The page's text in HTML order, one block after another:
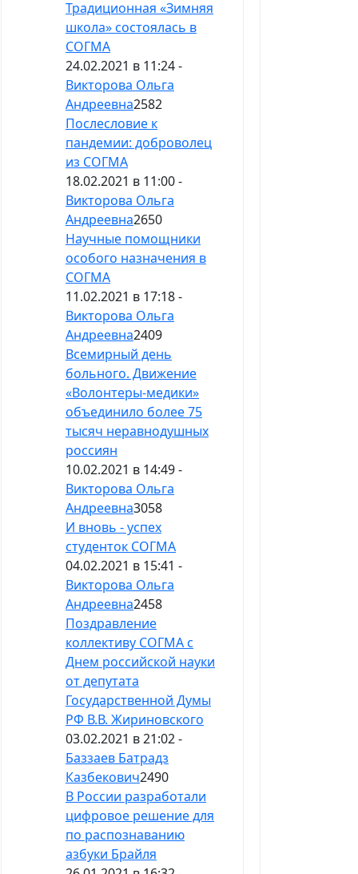
Традиционная «Зимняя
школа» состоялась в
СОГМА
24.02.2021 в 11:24 -
Викторова Ольга
Андреевна2582
Послесловие к
пандемии: доброволец
из СОГМА
18.02.2021 в 11:00 -
Викторова Ольга
Андреевна2650
Научные помощники
особого назначения в
СОГМА
11.02.2021 в 17:18 -
Викторова Ольга
Андреевна2409
Всемирный день
больного. Движение
«Волонтеры-медики»
объединило более 75
тысяч неравнодушных
россиян
10.02.2021 в 14:49 -
Викторова Ольга
Андреевна3058
И вновь - успех
студенток СОГМА
04.02.2021 в 15:41 -
Викторова Ольга
Андреевна2458
Поздравление
коллективу СОГМА с
Днем российской науки
от депутата
Государственной Думы
РФ В.В. Жириновского
03.02.2021 в 21:02 -
Баззаев Батрадз
Казбекович2490
В России разработали
цифровое решение для
по распознаванию
азбуки Брайля